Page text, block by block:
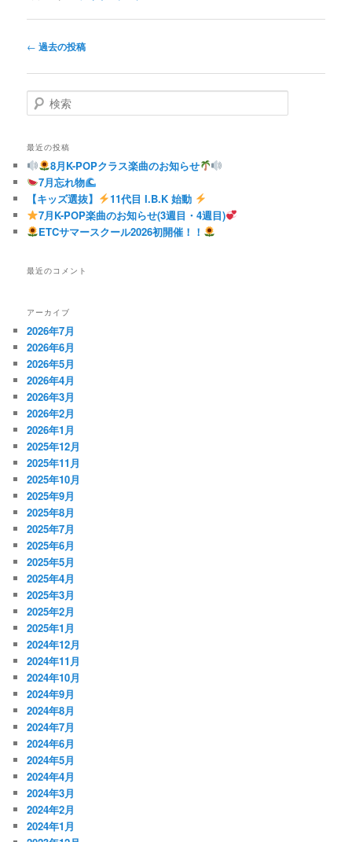
投
ナ
ビ
ゲ
シ
ョ
ン
← 過去の投稿
検
索
最近の投稿
8月K-POPクラス楽曲のお知らせ
7月忘れ物
【キッズ選抜】
11代目 I.B.K 始動
7月K-POP楽曲のお知らせ(3週目・4週目)
ETCサマースクール2026初開催！！
最近のコメント
アーカイブ
2026年7月
2026年6月
2026年5月
2026年4月
2026年3月
2026年2月
2026年1月
2025年12月
2025年11月
2025年10月
2025年9月
2025年8月
2025年7月
2025年6月
2025年5月
2025年4月
2025年3月
2025年2月
2025年1月
2024年12月
2024年11月
2024年10月
2024年9月
2024年8月
2024年7月
2024年6月
2024年5月
2024年4月
2024年3月
2024年2月
2024年1月